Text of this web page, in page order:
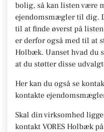
bolig, så kan listen være
ejendomsmægler til dig.
til at finde øverst på
er derfor også med til at
Holbæk. Uanset hvad du
at du støtter disse
Her kan du også se
kontakte
Skal din virksomhed
kontakt VORES Holbæk